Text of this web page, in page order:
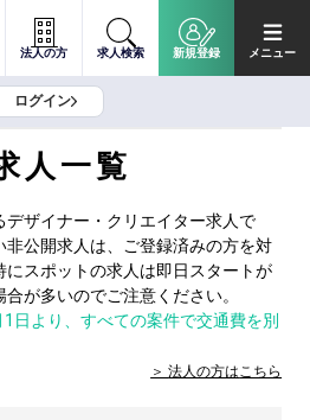
法人の方 求人検索 新規登録 メニュー
ログイン
人一覧
ザイナー・クリエイター求人で
公開求人は、ご登録済みの方を対
スポットの求人は即日スタートが
が多いのでご注意ください。
日より、すべての案件で交通費を別
法人の方はこちら